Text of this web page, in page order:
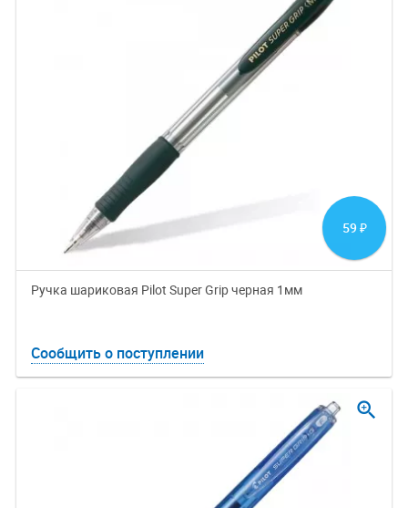
59 ₽
Ручка шариковая Pilot Super Grip черная 1мм
Сообщить о поступлении
zoom_in